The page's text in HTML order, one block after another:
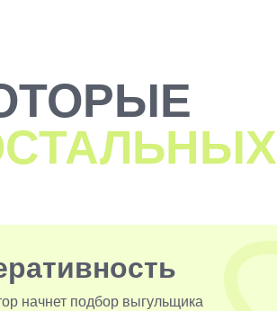
начнет подбор выгульщика